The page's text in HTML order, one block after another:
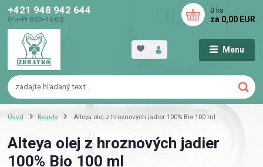
Menu
+421 948 942 644
(Po–Pi 8:00–16:00)
0 ks
za 0,00 EUR
Úvod Beauty Alteya olej z hroznových jadier 100% Bio 100 ml
Alteya olej z hroznových jadier
100% Bio 100 ml